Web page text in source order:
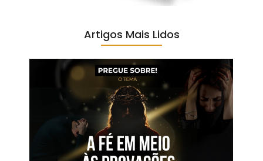
Artigos Mais Lidos